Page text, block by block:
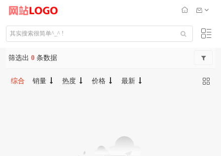
筛选出 0 条数据
综合 销量 热度 价格 最新